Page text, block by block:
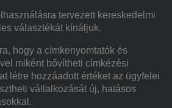
tervezett kereskedelmi
választékát kínáljuk.
hogy a címkenyomtatók és
miként bővítheti címkézési
létre hozzáadott értéket az ügyfelei
vállalkozását új, hatásos